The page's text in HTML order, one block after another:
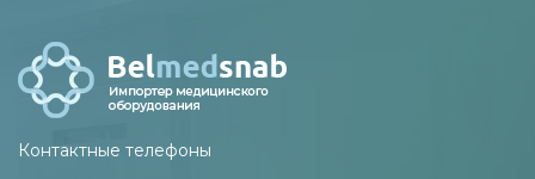
Контактные телефоны